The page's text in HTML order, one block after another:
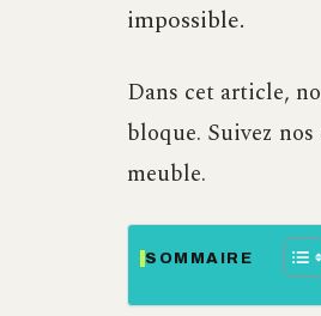
impossible.
Dans cet article,
bloque. Suivez
meuble.
SOMMAIRE